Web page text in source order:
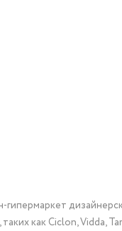
как Ciclon, Vidda,